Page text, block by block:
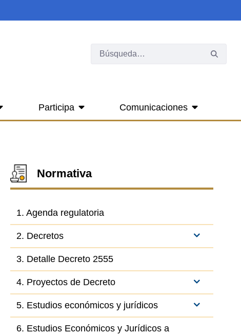
Participa Comunicaciones
del elemento
Normativa
1. Agenda regulatoria
2. Decretos
3. Detalle Decreto 2555
4. Proyectos de Decreto
5. Estudios económicos y jurídicos
6. Estudios Económicos y Jurídicos a